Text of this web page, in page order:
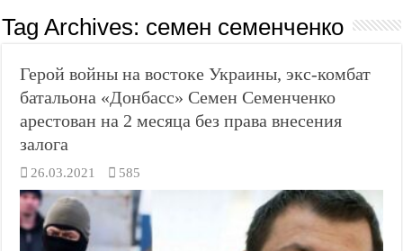
Tag Archives: семен семенченко
Герой войны на востоке Украины, экс-комбат
батальона «Донбасс» Семен Семенченко
арестован на 2 месяца без права внесения
залога
26.03.2021 585